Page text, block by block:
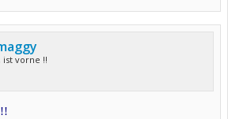
ist vorne !!